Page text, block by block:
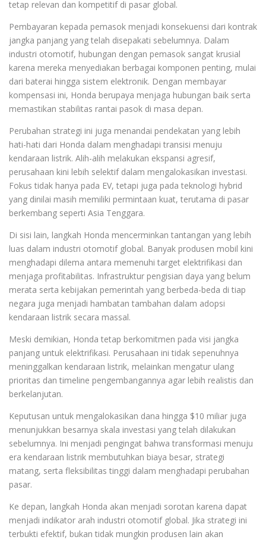
tetap relevan dan kompetitif di pasar global.
Pembayaran kepada pemasok menjadi konsekuensi dari kontrak
jangka panjang yang telah disepakati sebelumnya. Dalam
industri otomotif, hubungan dengan pemasok sangat krusial
karena mereka menyediakan berbagai komponen penting, mulai
dari baterai hingga sistem elektronik. Dengan membayar
kompensasi ini, Honda berupaya menjaga hubungan baik serta
memastikan stabilitas rantai pasok di masa depan.
Perubahan strategi ini juga menandai pendekatan yang lebih
hati-hati dari Honda dalam menghadapi transisi menuju
kendaraan listrik. Alih-alih melakukan ekspansi agresif,
perusahaan kini lebih selektif dalam mengalokasikan investasi.
Fokus tidak hanya pada EV, tetapi juga pada teknologi hybrid
yang dinilai masih memiliki permintaan kuat, terutama di pasar
berkembang seperti Asia Tenggara.
Di sisi lain, langkah Honda mencerminkan tantangan yang lebih
luas dalam industri otomotif global. Banyak produsen mobil kini
menghadapi dilema antara memenuhi target elektrifikasi dan
menjaga profitabilitas. Infrastruktur pengisian daya yang belum
merata serta kebijakan pemerintah yang berbeda-beda di tiap
negara juga menjadi hambatan tambahan dalam adopsi
kendaraan listrik secara massal.
Meski demikian, Honda tetap berkomitmen pada visi jangka
panjang untuk elektrifikasi. Perusahaan ini tidak sepenuhnya
meninggalkan kendaraan listrik, melainkan mengatur ulang
prioritas dan timeline pengembangannya agar lebih realistis dan
berkelanjutan.
Keputusan untuk mengalokasikan dana hingga $10 miliar juga
menunjukkan besarnya skala investasi yang telah dilakukan
sebelumnya. Ini menjadi pengingat bahwa transformasi menuju
era kendaraan listrik membutuhkan biaya besar, strategi
matang, serta fleksibilitas tinggi dalam menghadapi perubahan
pasar.
Ke depan, langkah Honda akan menjadi sorotan karena dapat
menjadi indikator arah industri otomotif global. Jika strategi ini
terbukti efektif, bukan tidak mungkin produsen lain akan